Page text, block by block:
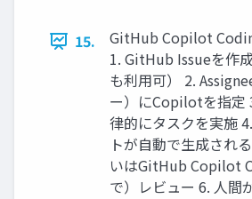
15.
GitHub Copilot
1. GitHub Issueを作
も利用可） 2.
ー）にCopilotを指定
律的にタスクを実施
トが自動で生成され
いはGitHub Copilot
で）レビュー 6. 人間